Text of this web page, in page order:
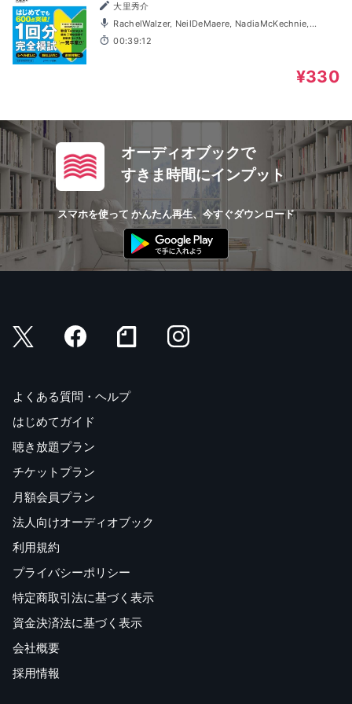
大里秀介
BradHolmes
00:39:12
¥330
オーディオブックで
すきま時間にインプット
スマホを使って かんたん再生、今すぐダウンロード
よくある質問・ヘルプ
はじめてガイド
聴き放題プラン
チケットプラン
月額会員プラン
法人向けオーディオブック
利用規約
プライバシーポリシー
特定商取引法に基づく表示
資金決済法に基づく表示
会社概要
採用情報